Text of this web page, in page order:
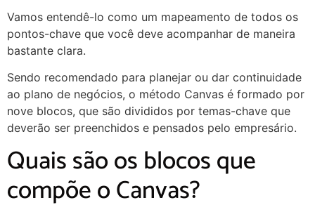
Vamos entendê-lo como um mapeamento de todos os
pontos-chave que você deve acompanhar de maneira
bastante clara.
Sendo recomendado para planejar ou dar continuidade
ao plano de negócios, o método Canvas é formado por
nove blocos, que são divididos por temas-chave que
deverão ser preenchidos e pensados pelo empresário.
Quais são os blocos que
compõe o Canvas?